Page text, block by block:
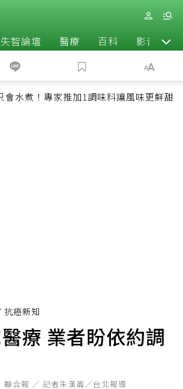
失智論壇 醫療 百科 影音
會水煮！專家推加1調味料讓風味更鮮甜
抗癌新知
療 業者盼依約調
聯合報 ／ 記者朱漢崙／台北報導